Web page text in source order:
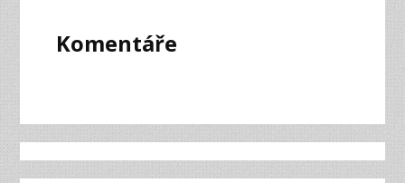
Komentáře